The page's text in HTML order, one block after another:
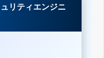
リティエンジニ